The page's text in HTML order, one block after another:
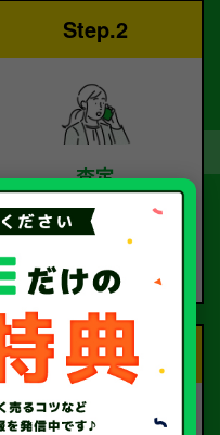
Step.2
査定
査定のプロが
お電話で回答いたしま
す。
Step.4